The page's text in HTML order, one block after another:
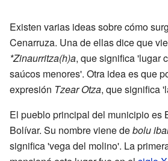
Existen varias ideas sobre cómo
Cenarruza. Una de ellas dice que
*Zinaurritza(h)a, que significa 'lugar
saúcos menores'. Otra idea es que
expresión Tzear Otza, que significa
El pueblo principal del municipio es
Bolívar. Su nombre viene debolu
significa 'vega del molino'. La